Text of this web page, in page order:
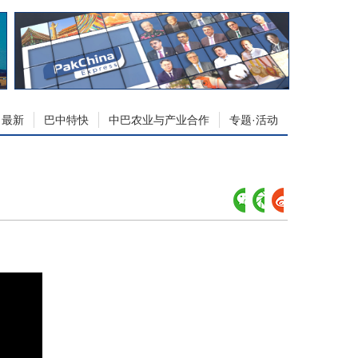
专题·活动
中巴农业与产业合作
巴中特快
最新